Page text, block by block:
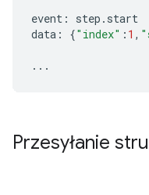
event : step . start
data : {"index" : 1 ,
...
Przesyłanie